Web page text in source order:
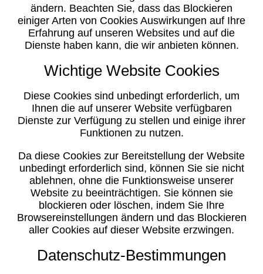
ändern. Beachten Sie, dass das Blockieren
einiger Arten von Cookies Auswirkungen auf Ihre
Erfahrung auf unseren Websites und auf die
Dienste haben kann, die wir anbieten können.
Wichtige Website Cookies
Diese Cookies sind unbedingt erforderlich, um
Ihnen die auf unserer Website verfügbaren
Dienste zur Verfügung zu stellen und einige ihrer
Funktionen zu nutzen.
Da diese Cookies zur Bereitstellung der Website
unbedingt erforderlich sind, können Sie sie nicht
ablehnen, ohne die Funktionsweise unserer
Website zu beeinträchtigen. Sie können sie
blockieren oder löschen, indem Sie Ihre
Browsereinstellungen ändern und das Blockieren
aller Cookies auf dieser Website erzwingen.
Datenschutz-Bestimmungen